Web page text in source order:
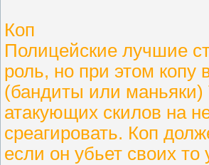
Коп
Полицейские лучшие
роль, но при этом копу
(бандиты или
атакующих скилов на
среагировать. Коп
если он убьет своих то